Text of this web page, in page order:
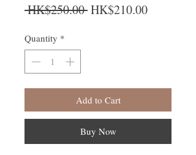
HK$250.00 Regular Price
HK$210.00Sale Price
Quantity *
Add to Cart
Buy Now